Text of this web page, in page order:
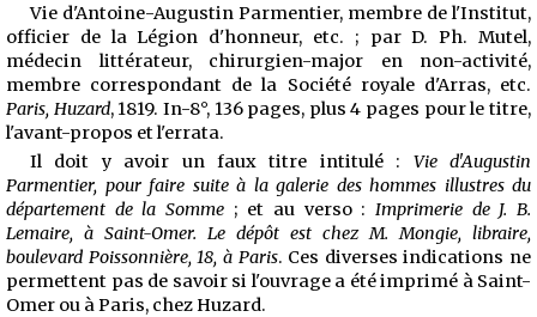
Vie d'Antoine-Augustin Parmentier, membre de l'Institut,
officier de la Légion d'honneur, etc. ; par D. Ph. Mutel,
médecin littérateur, chirurgien-major en non-activité,
membre correspondant de la Société royale d'Arras, etc.
Paris, Huzard, 1819. In-8°, 136 pages, plus 4 pages pour le titre,
l'avant-propos et l'errata.
Il doit y avoir un faux titre intitulé : Vie d'Augustin
Parmentier, pour faire suite à la galerie des hommes illustres du
département de la Somme ; et au verso : Imprimerie de J. B.
Lemaire, à Saint-Omer. Le dépôt est chez M. Mongie, libraire,
boulevard Poissonnière, 18, à Paris. Ces diverses indications ne
permettent pas de savoir si l'ouvrage a été imprimé à Saint-
Omer ou à Paris, chez Huzard.